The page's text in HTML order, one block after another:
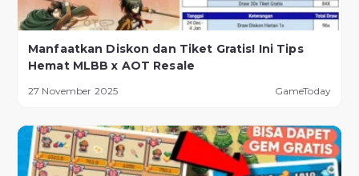
Manfaatkan Diskon dan Tiket Gratis! Ini Tips
Hemat MLBB x AOT Resale
27 November 2025 GameToday